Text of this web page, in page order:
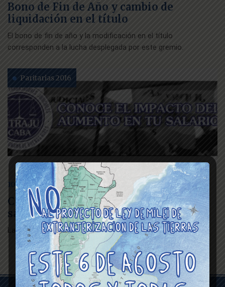
Bono de Fin de Año y cambio de
liquidación en el título
El bono de fin de año y la modificación en el título
corresponden a la lucha desplegada por este gremio.
Paritarias 2016
10 mayo 2016
Conoce el impacto del aumento en tu
salario
La negociación colectiva la defendimos luchando.